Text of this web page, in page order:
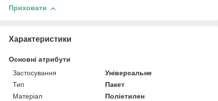
Приховати
Характеристики
Основні атрибути
Застосування
Універсальне
Тип
Пакет
Матеріал
Поліетилен